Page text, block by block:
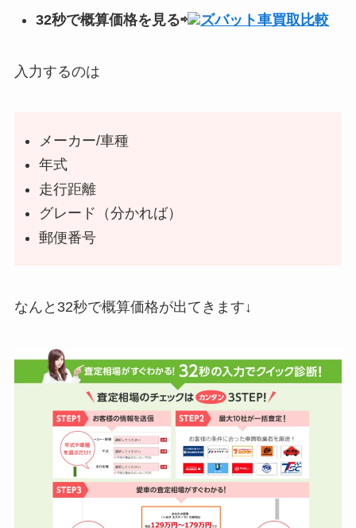
32秒で概算価格を見る⇨ ズバット車買取比較
入力するのは
メーカー/車種
年式
走行距離
グレード（分かれば）
郵便番号
なんと32秒で概算価格が出てきます↓